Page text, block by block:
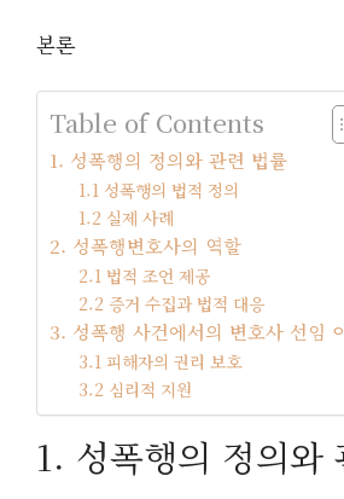
본론
Table of Contents
1. 성폭행의 정의와 관련 법률
1.1 성폭행의 법적 정의
1.2 실제 사례
2. 성폭행변호사의 역할
2.1 법적 조언 제공
2.2 증거 수집과 법적 대응
3. 성폭행 사건에서의 변호사 선임
3.1 피해자의 권리 보호
3.2 심리적 지원
1. 성폭행의 정의와